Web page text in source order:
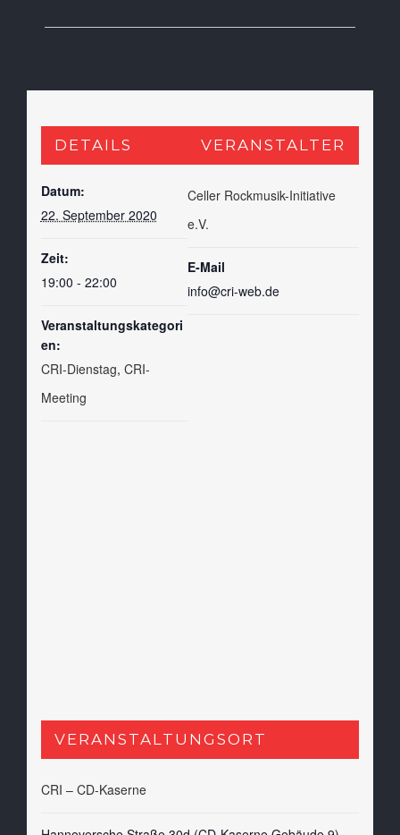
DETAILS
Datum:
22. September 2020
Zeit:
19:00 - 22:00
Veranstaltungskategori
en:
CRI-Dienstag, CRI-
Meeting
VERANSTALTER
Celler Rockmusik-Initiative
e.V.
E-Mail
info@cri-web.de
VERANSTALTUNGSORT
CRI – CD-Kaserne